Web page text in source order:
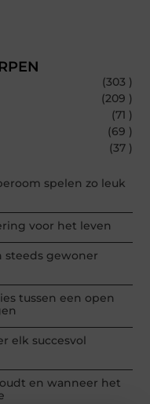
(303 )
(209 )
(71 )
(69 )
(37 )
spelen zo leuk
voor het leven
steeds gewoner
tussen een open
elk succesvol
en wanneer het